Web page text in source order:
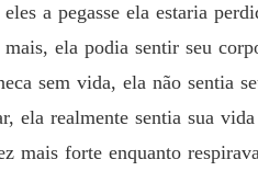
a pegasse ela estaria
ela podia sentir seu
sem vida, ela não sentia
ela realmente sentia sua
mais forte enquanto